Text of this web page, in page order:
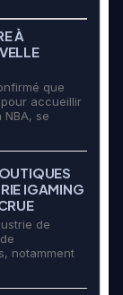
À
que
accueillir
se
IGAMING
de
notamment